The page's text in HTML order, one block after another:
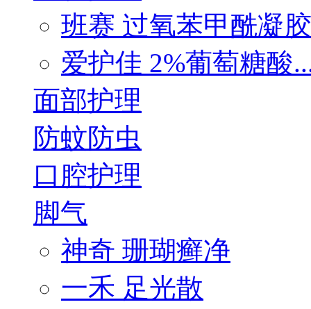
班赛 过氧苯甲酰凝胶
爱护佳 2%葡萄糖酸
面部护理
防蚊防虫
口腔护理
脚气
神奇 珊瑚癣净
一禾 足光散